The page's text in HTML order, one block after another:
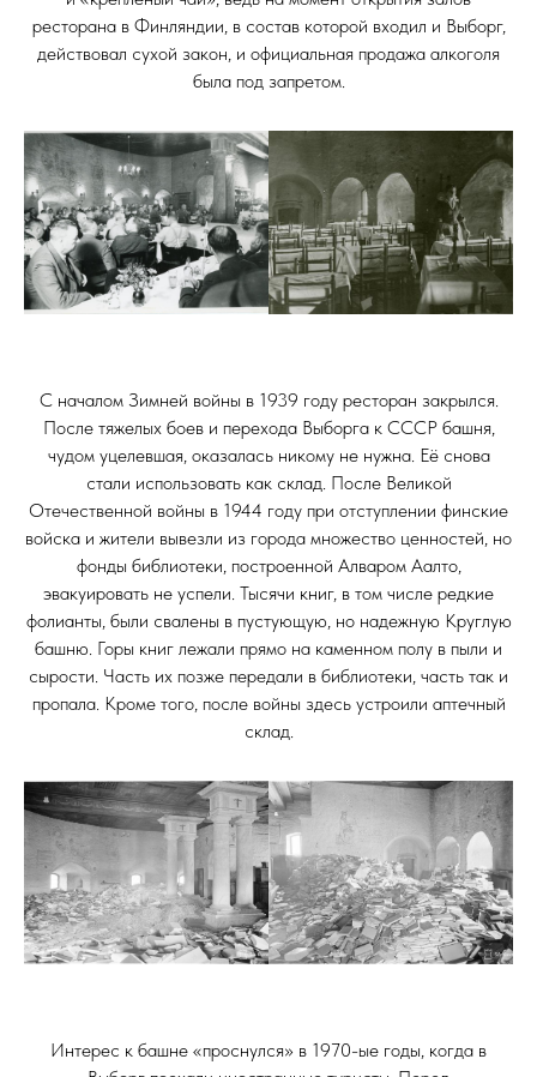
ресторана в Финляндии, в состав которой входил и Выборг,
действовал сухой закон, и официальная продажа алкоголя
была под запретом.
С началом Зимней войны в 1939 году ресторан закрылся.
После тяжелых боев и перехода Выборга к СССР башня,
чудом уцелевшая, оказалась никому не нужна. Её снова
стали использовать как склад. После Великой
Отечественной войны в 1944 году при отступлении финские
войска и жители вывезли из города множество ценностей, но
фонды библиотеки, построенной Алваром Аалто,
эвакуировать не успели. Тысячи книг, в том числе редкие
фолианты, были свалены в пустующую, но надежную Круглую
башню. Горы книг лежали прямо на каменном полу в пыли и
сырости. Часть их позже передали в библиотеки, часть так и
пропала. Кроме того, после войны здесь устроили аптечный
склад.
Интерес к башне «проснулся» в 1970-ые годы, когда в